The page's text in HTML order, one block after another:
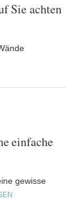
Sie achten
einfache
gewisse